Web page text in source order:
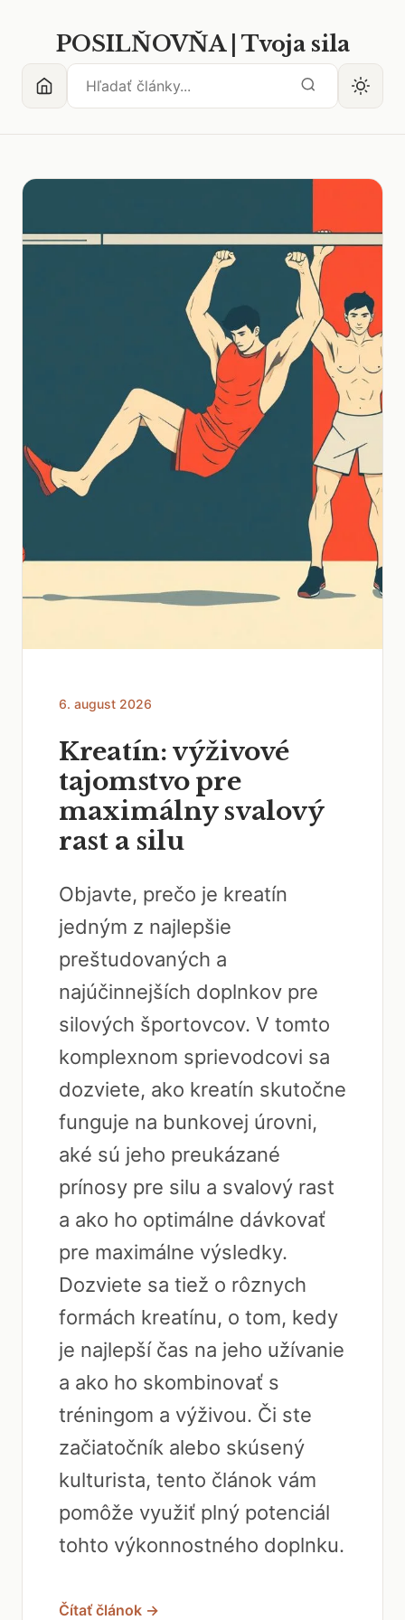
POSILŇOVŇA | Tvoja sila
6. august 2026
Kreatín: výživové
tajomstvo pre
maximálny svalový
rast a silu
Objavte, prečo je kreatín
jedným z najlepšie
preštudovaných a
najúčinnejších doplnkov pre
silových športovcov. V tomto
komplexnom sprievodcovi sa
dozviete, ako kreatín skutočne
funguje na bunkovej úrovni,
aké sú jeho preukázané
prínosy pre silu a svalový rast
a ako ho optimálne dávkovať
pre maximálne výsledky.
Dozviete sa tiež o rôznych
formách kreatínu, o tom, kedy
je najlepší čas na jeho užívanie
a ako ho skombinovať s
tréningom a výživou. Či ste
začiatočník alebo skúsený
kulturista, tento článok vám
pomôže využiť plný potenciál
tohto výkonnostného doplnku.
Čítať článok →